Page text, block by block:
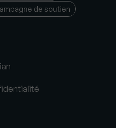
de soutien